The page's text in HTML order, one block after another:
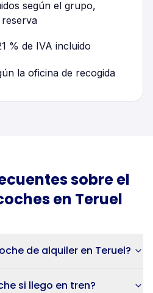
según el grupo,
% de IVA incluido
la oficina de recogida
sobre el
en Teruel
de alquiler en Teruel?
si llego en tren?